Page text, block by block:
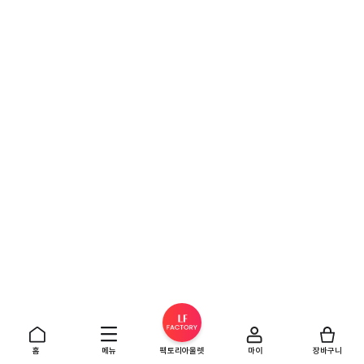
홈 메뉴 팩토리아울렛 마이 장바구니